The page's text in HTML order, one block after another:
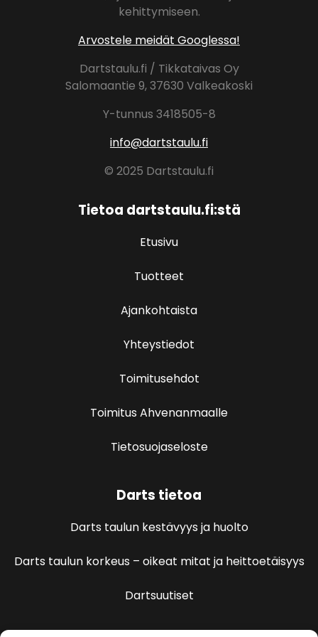
kehittymiseen.
Arvostele meidät Googlessa!
Dartstaulu.fi / Tikkataivas Oy
Salomaantie 9, 37630 Valkeakoski
Y-tunnus 3418505-8
info@dartstaulu.fi
© 2025 Dartstaulu.fi
Tietoa dartstaulu.fi:stä
Etusivu
Tuotteet
Ajankohtaista
Yhteystiedot
Toimitusehdot
Toimitus Ahvenanmaalle
Tietosuojaseloste
Darts tietoa
Darts taulun kestävyys ja huolto
Darts taulun korkeus – oikeat mitat ja heittoetäisyys
Dartsuutiset